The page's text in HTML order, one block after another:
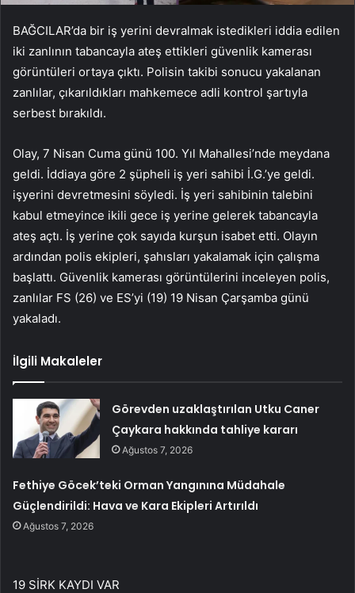
BAĞCILAR’da bir iş yerini devralmak istedikleri iddia edilen
iki zanlının tabancayla ateş ettikleri güvenlik kamerası
görüntüleri ortaya çıktı. Polisin takibi sonucu yakalanan
zanlılar, çıkarıldıkları mahkemece adli kontrol şartıyla
serbest bırakıldı.
Olay, 7 Nisan Cuma günü 100. Yıl Mahallesi’nde meydana
geldi. İddiaya göre 2 şüpheli iş yeri sahibi İ.G.’ye geldi.
işyerini devretmesini söyledi. İş yeri sahibinin talebini
kabul etmeyince ikili gece iş yerine gelerek tabancayla
ateş açtı. İş yerine çok sayıda kurşun isabet etti. Olayın
ardından polis ekipleri, şahısları yakalamak için çalışma
başlattı. Güvenlik kamerası görüntülerini inceleyen polis,
zanlılar FS (26) ve ES’yi (19) 19 Nisan Çarşamba günü
yakaladı.
İlgili Makaleler
Görevden uzaklaştırılan Utku Caner
Çaykara hakkında tahliye kararı
Ağustos 7, 2026
Fethiye Göcek’teki Orman Yangınına Müdahale
Güçlendirildi: Hava ve Kara Ekipleri Artırıldı
Ağustos 7, 2026
19 SİRK KAYDI VAR